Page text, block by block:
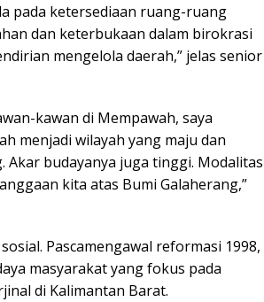
pada ketersediaan ruang-ruang
dan keterbukaan dalam birokrasi
mengelola daerah,” jelas senior
kawan di Mempawah, saya
menjadi wilayah yang maju dan
Akar budayanya juga tinggi. Modalitas
kita atas Bumi Galaherang,”
Pascamengawal reformasi 1998,
masyarakat yang fokus pada
di Kalimantan Barat.